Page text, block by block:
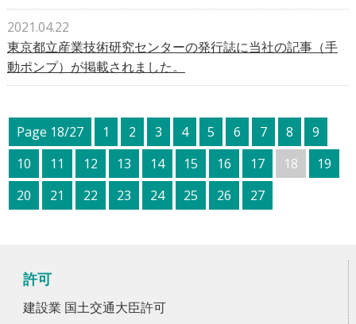
2021.04.22
東京都立産業技術研究センターの発行誌に当社の記事（手
動ポンプ）が掲載されました。
Page 18/27 1 2 3 4 5 6 7 8
9
10
11 12 13 14 15 16 17 18
19
20
21 22 23 24 25 26 27
許可
建設業 国土交通大臣許可